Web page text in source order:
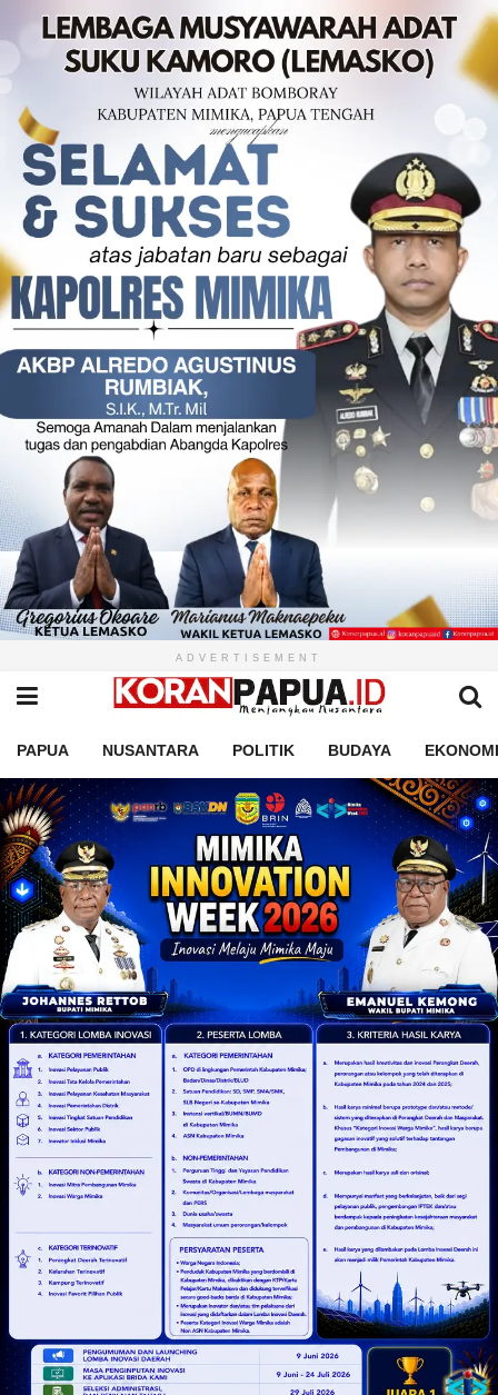
ADVERTISEMENT
PAPUA NUSANTARA POLITIK BUDAYA EKONOMI